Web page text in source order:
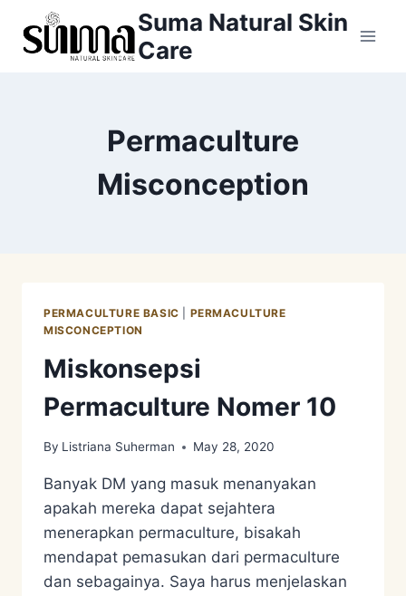
Suma Natural Skin
Care
Permaculture
Misconception
PERMACULTURE BASIC
PERMACULTURE
MISCONCEPTION
Miskonsepsi
Permaculture Nomer 10
By Listriana Suherman May 28, 2020
Banyak DM yang masuk menanyakan
apakah mereka dapat sejahtera
menerapkan permaculture, bisakah
mendapat pemasukan dari permaculture
dan sebagainya. Saya harus menjelaskan